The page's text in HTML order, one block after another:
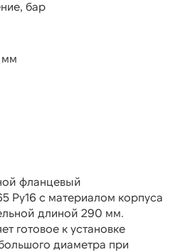
бар
мм
фланцевый
Ру16 с материалом корпуса
длиной 290 мм.
готовое к установке
диаметра при